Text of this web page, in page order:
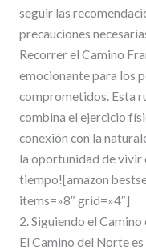
seguir las
precauciones
Recorrer el Camino
emocionante para los
comprometidos. Esta
combina el ejercicio
conexión con la
la oportunidad de vivir
tiempo![amazon
items=»8″ grid=»4″]
2. Siguiendo el
El Camino del Norte